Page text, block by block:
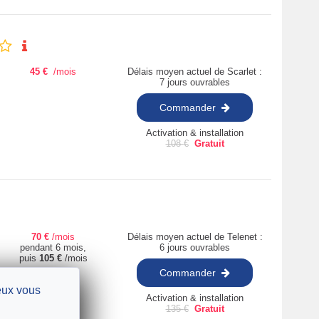
45 € /mois
Délais moyen actuel de Scarlet :
7 jours ouvrables
Commander
Activation & installation
108€ Gratuit
70 € /mois
pendant 6 mois,
puis 105 €/mois
Délais moyen actuel de Telenet :
6 jours ouvrables
Commander
Activation & installation
135€ Gratuit
vous